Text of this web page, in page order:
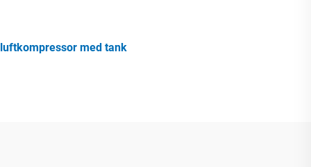
luftkompressor med tank